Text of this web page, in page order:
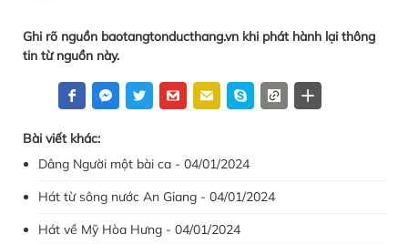
Ghi rõ nguồn baotangtonducthang.vn khi phát hành lại thông
tin từ nguồn này.
Bài viết khác:
Dâng Người một bài ca - 04/01/2024
Hát từ sông nước An Giang - 04/01/2024
Hát về Mỹ Hòa Hưng - 04/01/2024